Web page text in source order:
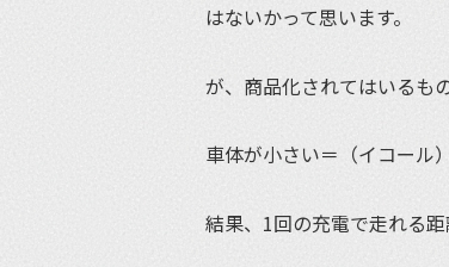
はないかって思います。
が、商品化されてはいるも
車体が小さい＝（イコール
結果、1回の充電で走れる距